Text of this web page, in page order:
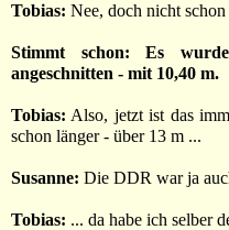
Tobias: Nee, doch nicht schon
Stimmt schon: Es
angeschnitten - mit 10,40 m.
Tobias: Also, jetzt ist das
schon länger - über 13 m ...
Susanne: Die DDR war ja
Tobias: ... da habe ich selber